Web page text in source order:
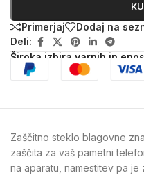
Primerjaj
Dodaj na
Deli:
Široka izbira varnih in
Zaščitno steklo blagovne
zaščita za vaš pametni
na aparatu, namestitev pa je